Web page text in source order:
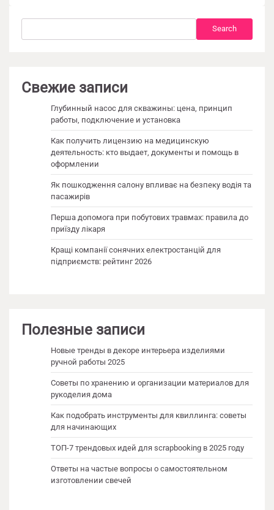
Search
Свежие записи
Глубинный насос для скважины: цена, принцип
работы, подключение и установка
Как получить лицензию на медицинскую
деятельность: кто выдает, документы и помощь в
оформлении
Як пошкодження салону впливає на безпеку водія та
пасажирів
Перша допомога при побутових травмах: правила до
приїзду лікаря
Кращі компанії сонячних електростанцій для
підприємств: рейтинг 2026
Полезные записи
Новые тренды в декоре интерьера изделиями
ручной работы 2025
Советы по хранению и организации материалов для
рукоделия дома
Как подобрать инструменты для квиллинга: советы
для начинающих
ТОП-7 трендовых идей для scrapbooking в 2025 году
Ответы на частые вопросы о самостоятельном
изготовлении свечей